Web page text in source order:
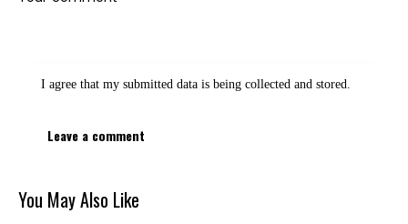
I agree that my submitted data is beingcollected and stored.
You May Also Like